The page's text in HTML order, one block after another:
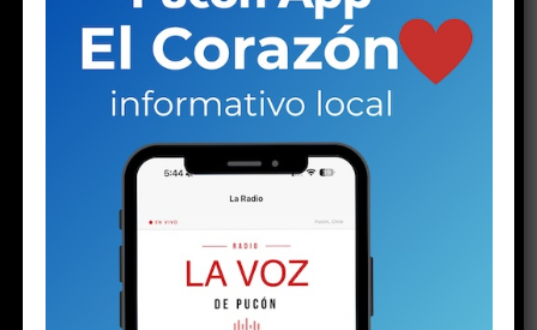
haciéndote socio de La Voz de Pucón)
El jueves recién pasado se realizó el lanzamientodel
denominado “Mes de las Termas”, una iniciativa que
desde hace 24 años impulsan las empresas del rubro
termal con el objetivo de fortalecer un mes que,
el pasado, era considerado uno de los más débiles para la
actividad turística.